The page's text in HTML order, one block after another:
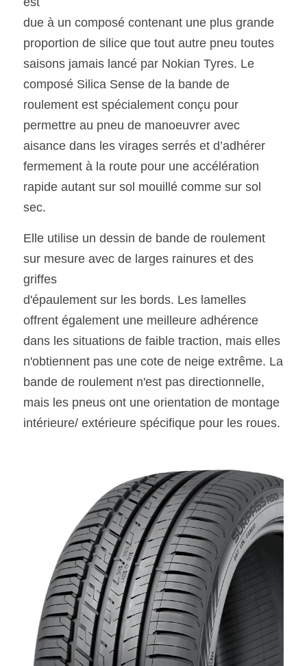
due à un composé contenant une plus grande
proportion de silice que tout autre pneu toutes
saisons jamais lancé par Nokian Tyres. Le
composé Silica Sense de la bande de
roulement est spécialement conçu pour
permettre au pneu de manoeuvrer avec
aisance dans les virages serrés et d’adhérer
fermement à la route pour une accélération
rapide autant sur sol mouillé comme sur sol
sec.
Elle utilise un dessin de bande de roulement
sur mesure avec de larges rainures et des
griffes
d'épaulement sur les bords. Les lamelles
offrent également une meilleure adhérence
dans les situations de faible traction, mais elles
n'obtiennent pas une cote de neige extrême. La
bande de roulement n'est pas directionnelle,
mais les pneus ont une orientation de montage
intérieure/ extérieure spécifique pour les roues.